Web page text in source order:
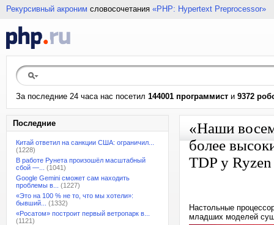
Рекурсивный акроним словосочетания «PHP: Hypertext Preprocessor»
За последние 24 часа нас посетил 144001 программист и 9372
Последние
Китай ответил на санкции США: ограничил...
(1228)
В работе Рунета произошёл масштабный
сбой —...
(1041)
Google Gemini сможет сам находить
проблемы в...
(1227)
«Это на 100 % не то, что мы хотели»:
бывший...
(1332)
«Росатом» построит первый ветропарк в...
(1121)
«Наши
более
TDP у
Настольные
младших моделей